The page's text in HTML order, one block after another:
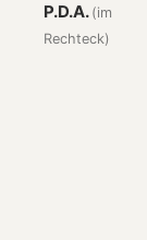
P.D.A. (im
Rechteck)